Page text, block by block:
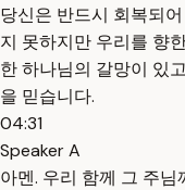
당신은 반드시 회복되
지 못하지만 우리를 향
한 하나님의 갈망이 있
을 믿습니다.
04:31
Speaker A
아멘. 우리 함께 그 주